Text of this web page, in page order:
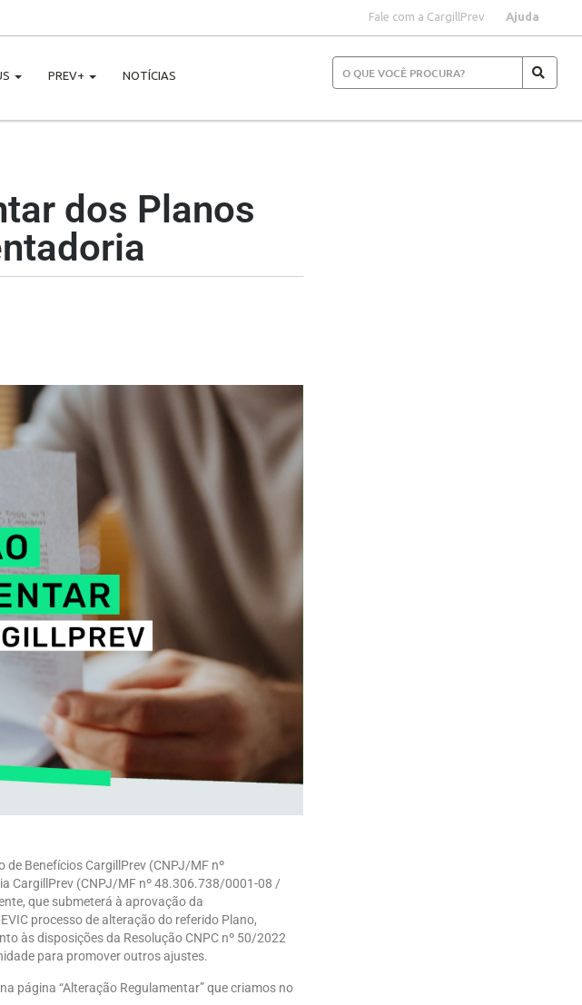
Fale com a CargillPrev Ajuda
PREV+ NOTÍCIAS
dos Planos
Benefícios CargillPrev (CNPJ/MF nº
CargillPrev (CNPJ/MF nº 48.306.738/0001-08 /
que submeterá à aprovação da
processo de alteração do referido Plano,
às disposições da Resolução CNPC nº 50/2022
para promover outros ajustes.
página “Alteração Regulamentar” que criamos no